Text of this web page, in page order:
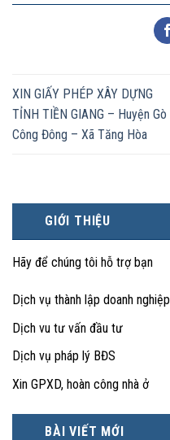
GIỚI THIỆU
Hãy để chúng tôi hỗ trợ bạn
Dịch vụ thành lập doanh nghiệp
Dịch vu tư vấn đầu tư
Dịch vụ pháp lý BĐS
Xin GPXD, hoàn công nhà ở
BÀI VIẾT MỚI
XIN GIẤY PHÉP XÂY DỰNG
TỈNH TIỀN GIANG – Huyện Gò
Công Đông – Xã Tăng Hòa